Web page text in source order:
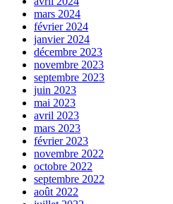
mars 2024
février 2024
janvier 2024
décembre 2023
novembre 2023
septembre 2023
juin 2023
mai 2023
avril 2023
mars 2023
février 2023
novembre 2022
octobre 2022
septembre 2022
août 2022